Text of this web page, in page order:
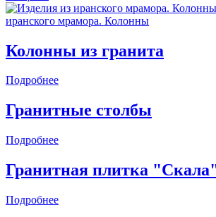
иранского мрамора. Колонны
Колонны из гранита
Подробнее
Гранитные столбы
Подробнее
Гранитная плитка
Подробнее